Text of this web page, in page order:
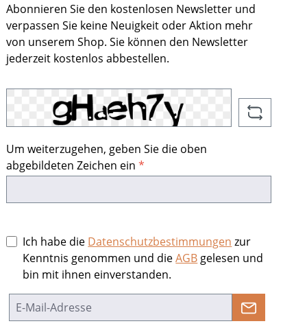
Abonnieren Sie den kostenlosen Newsletter und
verpassen Sie keine Neuigkeit oder Aktion mehr
von unserem Shop. Sie können den Newsletter
jederzeit kostenlos abbestellen.
Um weiterzugehen, geben Sie die oben
abgebildeten Zeichen ein*
Ich habe die Datenschutzbestimmungen zur
Kenntnis genommen und dieAGB gelesen und
bin mit ihnen einverstanden.